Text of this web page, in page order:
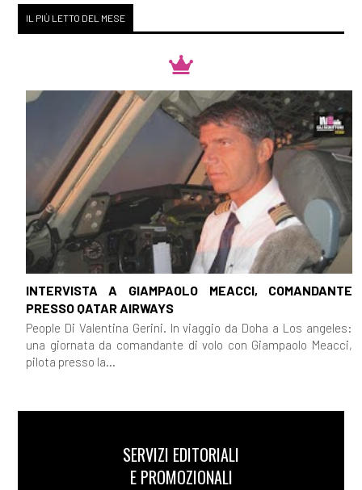
IL PIÙ LETTO DEL MESE
INTERVISTA A GIAMPAOLO MEACCI, COMANDANTE
PRESSO QATAR AIRWAYS
People Di Valentina Gerini. In viaggio da Doha a Los angeles:
una giornata da comandante di volo con Giampaolo Meacci,
pilota presso la...
SERVIZI EDITORIALI
E PROMOZIONALI